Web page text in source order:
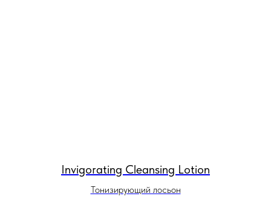
Invigorating Cleansing Lotion
Тонизирующий лосьон